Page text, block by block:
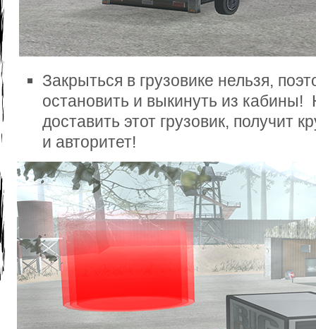
Закрыться в грузовике нельзя,
остановить и выкинуть из кабины!
доставить этот грузовик, получит
и авторитет!